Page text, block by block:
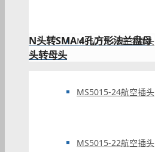
MS5015-28航空插头
MS5015-24航空插头
MS5015-22航空插头
N头转SMA 4孔方形法兰盘母
头转母头